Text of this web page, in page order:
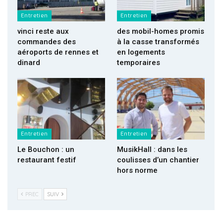
Entretien
vinci reste aux
commandes des
aéroports de rennes et
dinard
Entretien
des mobil-homes promis
à la casse transformés
en logements
temporaires
Entretien
Le Bouchon : un
restaurant festif
Entretien
MusikHall : dans les
coulisses d’un chantier
hors norme
PREC SUIV